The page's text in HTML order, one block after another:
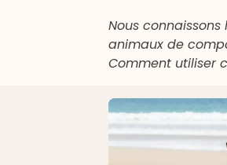
Nous
animaux de
Comment utiliser